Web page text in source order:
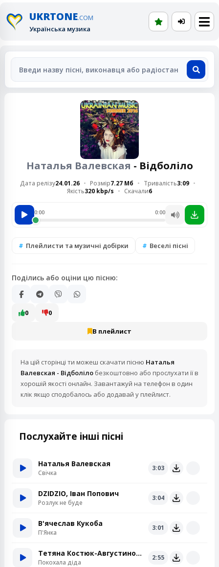
UKRTONE.COM
Українська музика
Наталья Валевская - Відболіло
Дата релізу24.01.26 Розмір7.27 Мб Тривалість3:09
Якість320 kbp/s Скачали6
0:00 0:00
Плейлисти та музичні добірки Веселі пісні
Поділись або оціни цю пісню:
0 0
В плейлист
На цій сторінці ти можеш скачати пісню Наталья
Валевская - Відболіло безкоштовно або прослухати її в
хорошій якості онлайн. Завантажуй на телефон в один
клік якщо сподобалось або додавай у плейлист.
Послухайте інші пісні
Наталья Валевская
Свiчка
3:03
DZIDZIO, Іван Попович
Розлук не буде
3:04
В'ячеслав Кукоба
П'Янка
3:01
Тетяна Костюк-Августинович
Покохала діда
2:55